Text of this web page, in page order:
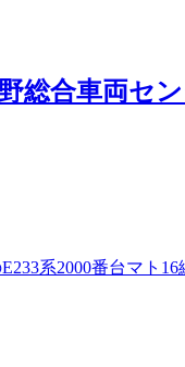
総合車両セン
系2000番台マト